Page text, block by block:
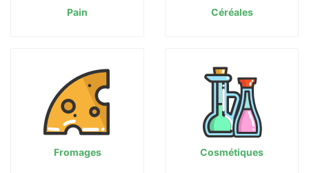
Pain Céréales
Fromages Cosmétiques